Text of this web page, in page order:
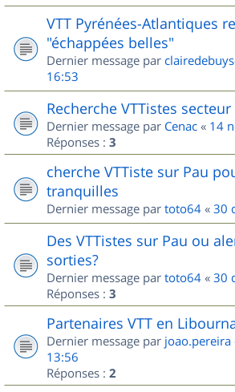
VTT Pyrénées-Atlantiques
"échappées belles"
Dernier message par
16:53
Recherche VTTistes
Dernier message par Cenac « 14
Réponses : 3
cherche VTTiste sur Pau
tranquilles
Dernier message par toto64 « 30
Des VTTistes sur Pau ou
sorties?
Dernier message par toto64 « 30
Réponses : 3
Partenaires VTT en
Dernier message par joao.pereira
13:56
Réponses : 2